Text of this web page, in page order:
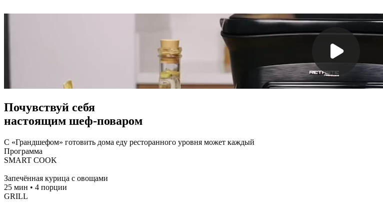
Почувствуй себя
настоящим шеф-поваром
С «Грандшефом» готовить дома еду ресторанного уровня может каждый
Программа
SMART COOK
Запечённая курица с овощами
25 мин • 4 порции
GRILL